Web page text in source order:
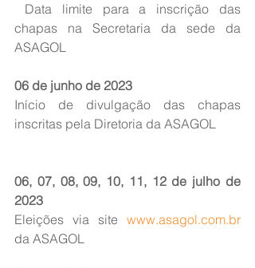
Data limite para a inscrição das
chapas na Secretaria da sede da
ASAGOL
06 de junho de 2023
Início de divulgação das chapas
inscritas pela Diretoria da ASAGOL
06, 07, 08, 09, 10, 11, 12 de julho de
2023
Eleições via site www.asagol.com.br
da ASAGOL